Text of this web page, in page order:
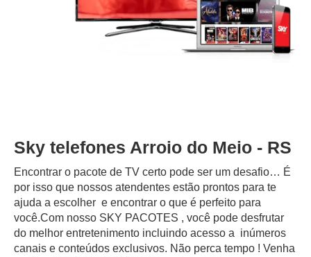
Sky telefones Arroio do Meio - RS
Encontrar o pacote de TV certo pode ser um desafio… É
por isso que nossos atendentes estão prontos para te
ajuda a escolher e encontrar o que é perfeito para
você.Com nosso SKY PACOTES , você pode desfrutar
do melhor entretenimento incluindo acesso a inúmeros
canais e conteúdos exclusivos.‍ Não perca tempo ! Venha